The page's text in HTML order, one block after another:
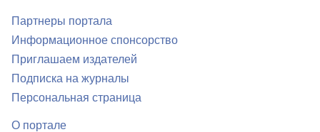
Партнеры портала
Информационное спонсорство
Приглашаем издателей
Подписка на журналы
Персональная страница
О портале